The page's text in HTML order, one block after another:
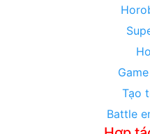
Tạo
Battle